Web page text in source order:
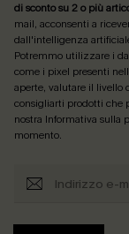
di sconto su 2 o più
mail, acconsenti a
dall'intelligenza
Potremmo utilizzare i
come i pixel presenti
aperte, valutare il livello
consigliarti prodotti che
nostra Informativa sulla
momento.